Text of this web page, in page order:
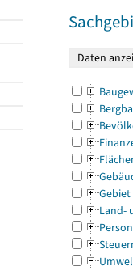
Gebiet
Land-